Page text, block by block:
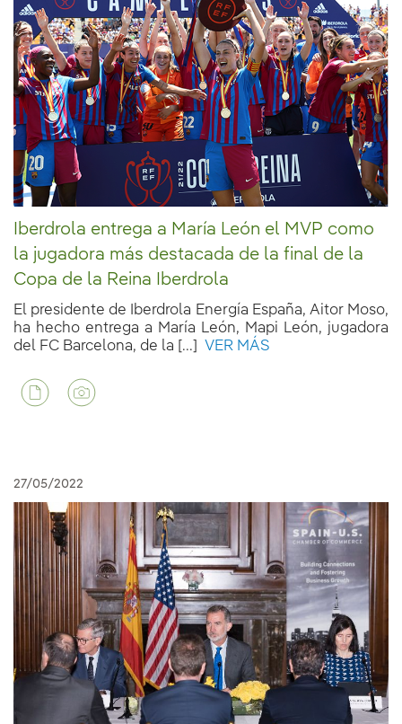
Iberdrola entrega a María León el MVP como
la jugadora más destacada de la final de la
Copa de la Reina Iberdrola
El presidente de Iberdrola Energía España, Aitor Moso,
ha hecho entrega a María León, Mapi León, jugadora
del FC Barcelona, de la [...]
VER MÁS
27/05/2022